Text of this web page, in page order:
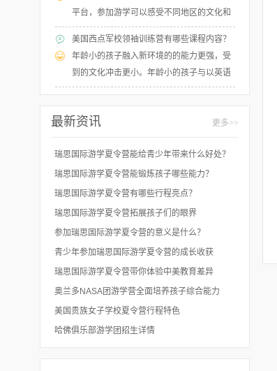
平台，参加游学可以感受不同地区的文化和
风俗，结交来自不同地区的朋友，一起上
美国西点军校领袖训练营有哪些课程内容？
年龄小的孩子融入新环境的的能力更强，受
到的文化冲击更小。年龄小的孩子与以英语
为母语的同龄人交流简单，更容易交朋友。
最新资讯 更多>>
瑞思国际游学夏令营能给青少年带来什么好处？
瑞思国际游学夏令营能锻炼孩子哪些能力？
瑞思国际游学夏令营有哪些行程亮点？
瑞思国际游学夏令营拓展孩子们的眼界
参加瑞思国际游学夏令营的意义是什么？
青少年参加瑞思国际游学夏令营的成长收获
瑞思国际游学夏令营带你体验中美教育差异
奥兰多NASA团游学营全面培养孩子综合能力
美国贵族女子学校夏令营行程特色
哈佛俱乐部游学团招生详情